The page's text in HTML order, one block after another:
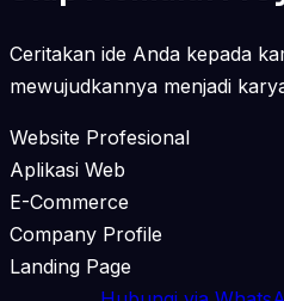
Ceritakan ide Anda kepada
mewujudkannya menjadi
Website Profesional
Aplikasi Web
E-Commerce
Company Profile
Landing Page